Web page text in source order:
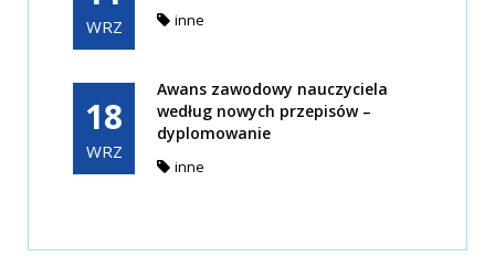
WRZ inne
18
WRZ
Awans zawodowy nauczyciela
według nowych przepisów –
dyplomowanie
inne